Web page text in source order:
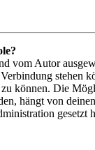
vom Autor
stehen
können. Die
hängt von
gesetzt